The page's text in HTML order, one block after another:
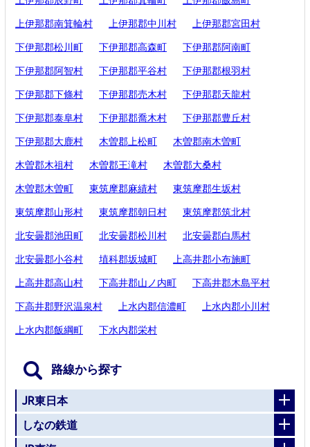
上伊那郡南箕輪村 上伊那郡中川村 上伊那郡宮田村
下伊那郡松川町 下伊那郡高森町 下伊那郡阿南町
下伊那郡阿智村 下伊那郡平谷村 下伊那郡根羽村
下伊那郡下條村 下伊那郡売木村 下伊那郡天龍村
下伊那郡泰阜村 下伊那郡喬木村 下伊那郡豊丘村
下伊那郡大鹿村 木曽郡上松町 木曽郡南木曽町
木曽郡木祖村 木曽郡王滝村 木曽郡大桑村
木曽郡木曽町 東筑摩郡麻績村 東筑摩郡生坂村
東筑摩郡山形村 東筑摩郡朝日村 東筑摩郡筑北村
北安曇郡池田町 北安曇郡松川村 北安曇郡白馬村
北安曇郡小谷村 埴科郡坂城町 上高井郡小布施町
上高井郡高山村 下高井郡山ノ内町 下高井郡木島平村
下高井郡野沢温泉村 上水内郡信濃町 上水内郡小川村
上水内郡飯綱町 下水内郡栄村
路線から探す
JR東日本
しなの鉄道